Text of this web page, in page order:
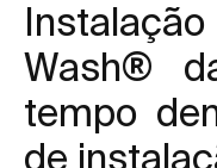
Wash®
tempo
de